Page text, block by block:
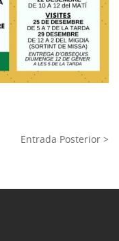
Entrada Posterior >